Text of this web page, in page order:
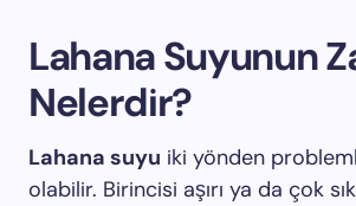
Lahana Suyunun
Nelerdir?
Lahana suyu iki yönden
olabilir. Birincisi aşırı ya da çok sık